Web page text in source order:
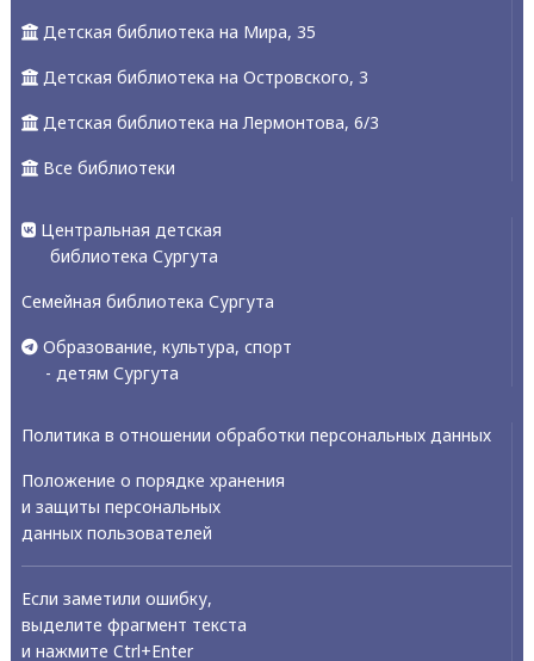
Детская библиотека на Мира, 35
Детская библиотека на Островского, 3
Детская библиотека на Лермонтова, 6/3
Все библиотеки
Центральная детская
библиотека Сургута
Семейная библиотека Сургута
Образование, культура, спорт
- детям Сургута
Политика в отношении обработки персональных данных
Положение о порядке хранения
и защиты персональных
данных пользователей
Если заметили ошибку,
выделите фрагмент текста
и нажмите Ctrl+Enter